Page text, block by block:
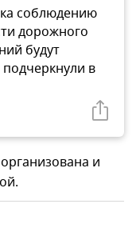
соблюдению
дорожного
будут
в
и